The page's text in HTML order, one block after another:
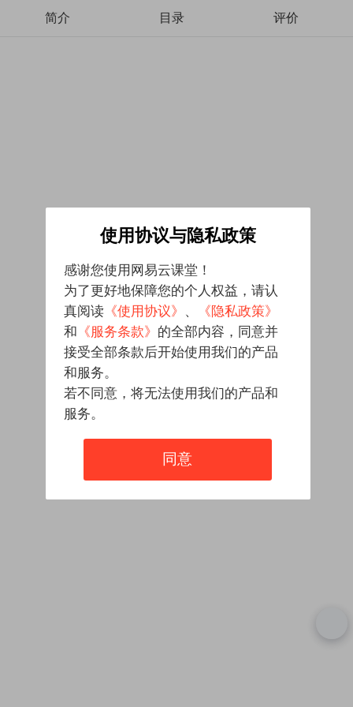
简介 目录 评价
使用协议与隐私政策
感谢您使用网易云课堂！
为了更好地保障您的个人权益，请认
真阅读 《使用协议》 、
《隐私政策》
和 《服务条款》 的全部内容，同意并
接受全部条款后开始使用我们的产品
和服务。
若不同意，将无法使用我们的产品和
服务。
同意